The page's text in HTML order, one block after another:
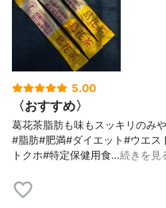
5.00
〈おすすめ〉
葛花茶脂肪も味もスッキリのみ
#脂肪#肥満#ダイエット#ウエス
トクホ#特定保健用食…続きを見